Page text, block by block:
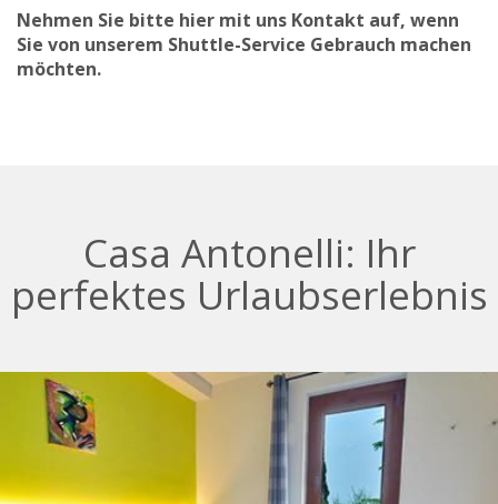
Nehmen Sie bitte hier mit uns Kontakt auf, wenn
Sie von unserem Shuttle-Service Gebrauch machen
möchten.
Casa Antonelli: Ihr
perfektes Urlaubserlebnis